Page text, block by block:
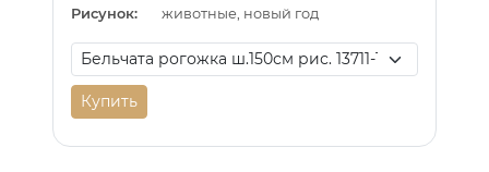
Рисунок:
животные, новый год
Купить